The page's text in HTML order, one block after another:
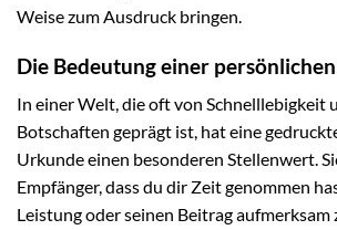
Weise zum Ausdruck bringen.
Die Bedeutung einer
In einer Welt, die oft von Schnelllebigkeit
Botschaften geprägt ist, hat eine
Urkunde einen besonderen Stellenwert.
Empfänger, dass du dir Zeit genommen
Leistung oder seinen Beitrag aufmerksam